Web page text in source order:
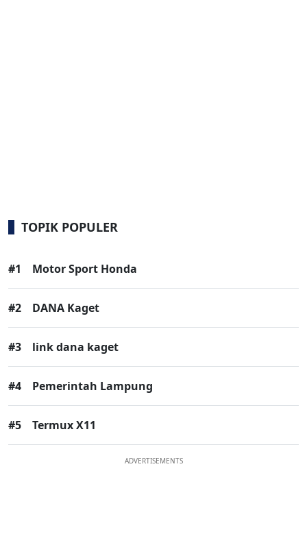
TOPIK POPULER
#1 Motor Sport Honda
#2 DANA Kaget
#3 link dana kaget
#4 Pemerintah Lampung
#5 Termux X11
ADVERTISEMENTS